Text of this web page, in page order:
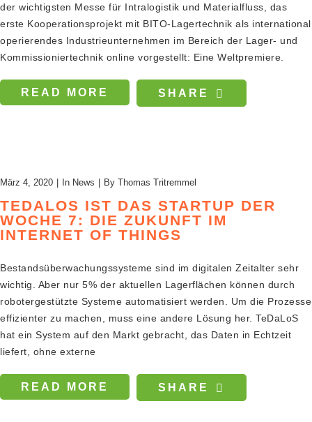
der wichtigsten Messe für Intralogistik und Materialfluss, das
erste Kooperationsprojekt mit BITO-Lagertechnik als international
operierendes Industrieunternehmen im Bereich der Lager- und
Kommissioniertechnik online vorgestellt: Eine Weltpremiere.
READ MORE SHARE
März 4, 2020 In News By Thomas Tritremmel
TEDALOS IST DAS STARTUP DER
WOCHE 7: DIE ZUKUNFT IM
INTERNET OF THINGS
Bestandsüberwachungssysteme sind im digitalen Zeitalter sehr
wichtig. Aber nur 5% der aktuellen Lagerflächen können durch
robotergestützte Systeme automatisiert werden. Um die Prozesse
effizienter zu machen, muss eine andere Lösung her. TeDaLoS
hat ein System auf den Markt gebracht, das Daten in Echtzeit
liefert, ohne externe
READ MORE SHARE